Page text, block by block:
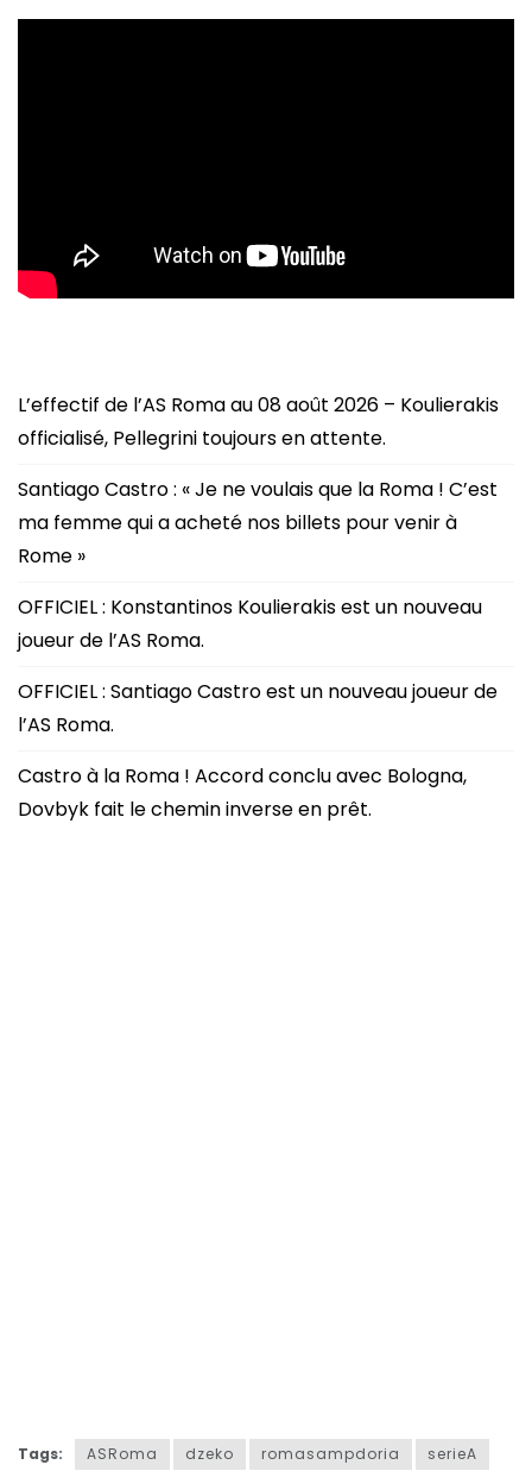
L’effectif de l’AS Roma au 08 août 2026 – Koulierakis
officialisé, Pellegrini toujours en attente.
Santiago Castro : « Je ne voulais que la Roma ! C’est
ma femme qui a acheté nos billets pour venir à
Rome »
OFFICIEL : Konstantinos Koulierakis est un nouveau
joueur de l’AS Roma.
OFFICIEL : Santiago Castro est un nouveau joueur de
l’AS Roma.
Castro à la Roma ! Accord conclu avec Bologna,
Dovbyk fait le chemin inverse en prêt.
Tags: ASRoma dzeko romasampdoria serieA